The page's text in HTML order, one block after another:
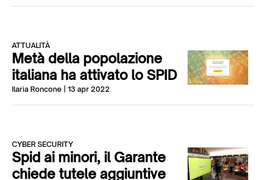
ATTUALITÀ
Metà della popolazione
italiana ha attivato lo SPID
Ilaria Roncone | 13 apr 2022
CYBER SECURITY
Spid ai minori, il Garante
chiede tutele aggiuntive